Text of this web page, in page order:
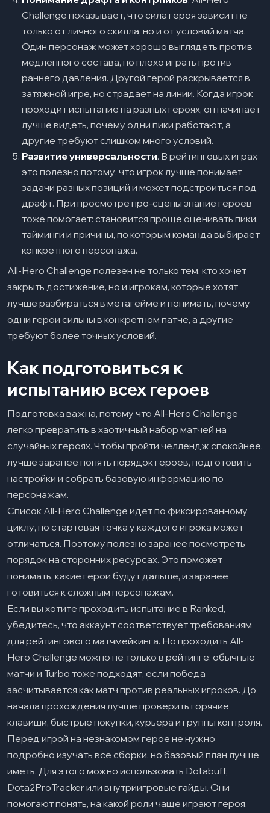
Challenge показывает, что сила героя зависит не
только от личного скилла, но и от условий матча.
Один персонаж может хорошо выглядеть против
медленного состава, но плохо играть против
раннего давления. Другой герой раскрывается в
затяжной игре, но страдает на линии. Когда игрок
проходит испытание на разных героях, он начинает
лучше видеть, почему одни пики работают, а
другие требуют слишком много условий.
Развитие универсальности. В рейтинговых играх
это полезно потому, что игрок лучше понимает
задачи разных позиций и может подстроиться под
драфт. При просмотре про-сцены знание героев
тоже помогает: становится проще оценивать пики,
тайминги и причины, по которым команда выбирает
конкретного персонажа.
All-Hero Challenge полезен не только тем, кто хочет
закрыть достижение, но и игрокам, которые хотят
лучше разбираться в метагейме и понимать, почему
одни герои сильны в конкретном патче, а другие
требуют более точных условий.
Как подготовиться к
испытанию всех героев
Подготовка важна, потому что All-Hero Challenge
легко превратить в хаотичный набор матчей на
случайных героях. Чтобы пройти челлендж спокойнее,
лучше заранее понять порядок героев, подготовить
настройки и собрать базовую информацию по
персонажам.
Список All-Hero Challenge идет по фиксированному
циклу, но стартовая точка у каждого игрока может
отличаться. Поэтому полезно заранее посмотреть
порядок на сторонних ресурсах. Это поможет
понимать, какие герои будут дальше, и заранее
готовиться к сложным персонажам.
Если вы хотите проходить испытание в Ranked,
убедитесь, что аккаунт соответствует требованиям
для рейтингового матчмейкинга. Но проходить All-
Hero Challenge можно не только в рейтинге: обычные
матчи и Turbo тоже подходят, если победа
засчитывается как матч против реальных игроков. До
начала прохождения лучше проверить горячие
клавиши, быстрые покупки, курьера и группы контроля.
Перед игрой на незнакомом герое не нужно
подробно изучать все сборки, но базовый план лучше
иметь. Для этого можно использовать Dotabuff,
Dota2ProTracker или внутриигровые гайды. Они
помогают понять, на какой роли чаще играют героя,